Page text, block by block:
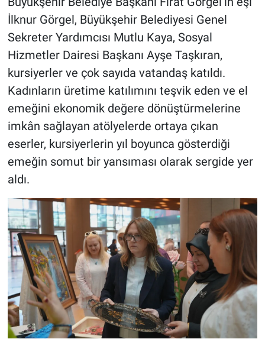
İlknur Görgel, Büyükşehir Belediyesi Genel
Sekreter Yardımcısı Mutlu Kaya, Sosyal
Hizmetler Dairesi Başkanı Ayşe Taşkıran,
kursiyerler ve çok sayıda vatandaş katıldı.
Kadınların üretime katılımını teşvik eden ve el
emeğini ekonomik değere dönüştürmelerine
imkân sağlayan atölyelerde ortaya çıkan
eserler, kursiyerlerin yıl boyunca gösterdiği
emeğin somut bir yansıması olarak sergide yer
aldı.